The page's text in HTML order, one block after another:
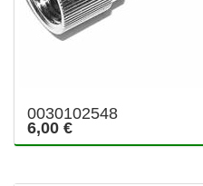
0030102548
6,00 €